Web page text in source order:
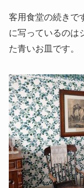
客用食堂の続きで
に写っているのは
た青いお皿です。